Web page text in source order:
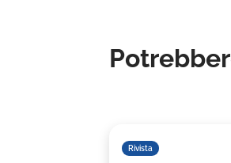
Rivista